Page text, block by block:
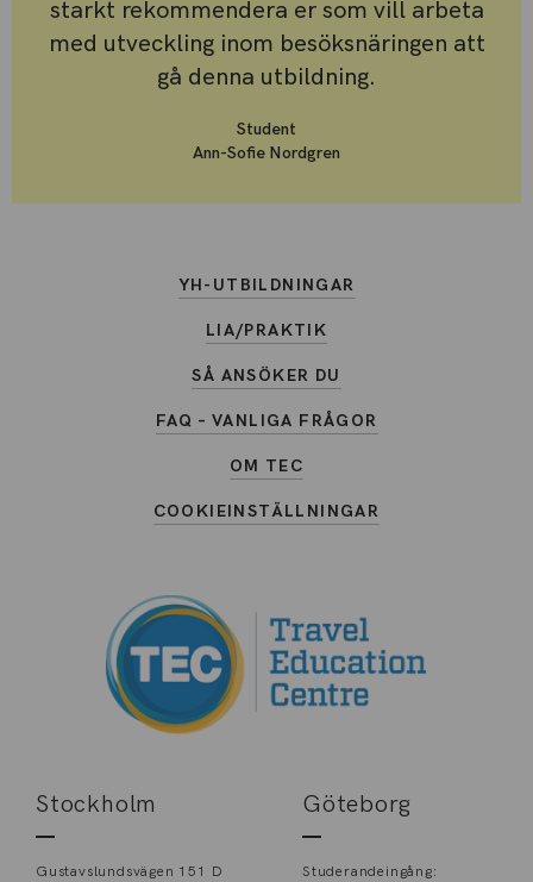
starkt rekommendera er som vill arbeta
med utveckling inom besöksnäringen att
gå denna utbildning.
Student
Ann-Sofie Nordgren
YH-UTBILDNINGAR
LIA/PRAKTIK
SÅ ANSÖKER DU
FAQ – VANLIGA FRÅGOR
OM TEC
COOKIEINSTÄLLNINGAR
Stockholm
Gustavslundsvägen 151 D
Göteborg
Studerandeingång: